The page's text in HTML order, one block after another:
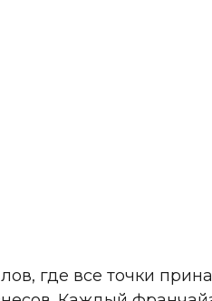
где все точки